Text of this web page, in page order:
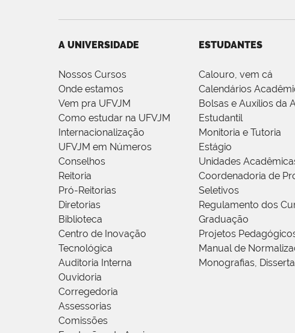
A UNIVERSIDADE
Nossos Cursos
Onde estamos
Vem pra UFVJM
Como estudar na UFVJM
Internacionalização
UFVJM em Números
Conselhos
Reitoria
Pró-Reitorias
Diretorias
Biblioteca
Centro de Inovação
Tecnológica
Auditoria Interna
Ouvidoria
Corregedoria
Assessorias
Comissões
ESTUDANTES
Calouro, vem cá
Calendários
Bolsas e Auxílios da
Estudantil
Monitoria e Tutoria
Estágio
Unidades
Coordenadoria de
Seletivos
Regulamento dos
Graduação
Projetos
Manual de
Monografias,